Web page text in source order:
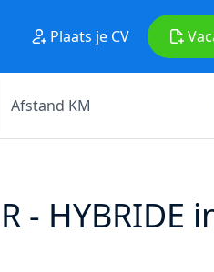
Plaats je CV
- HYBRIDE